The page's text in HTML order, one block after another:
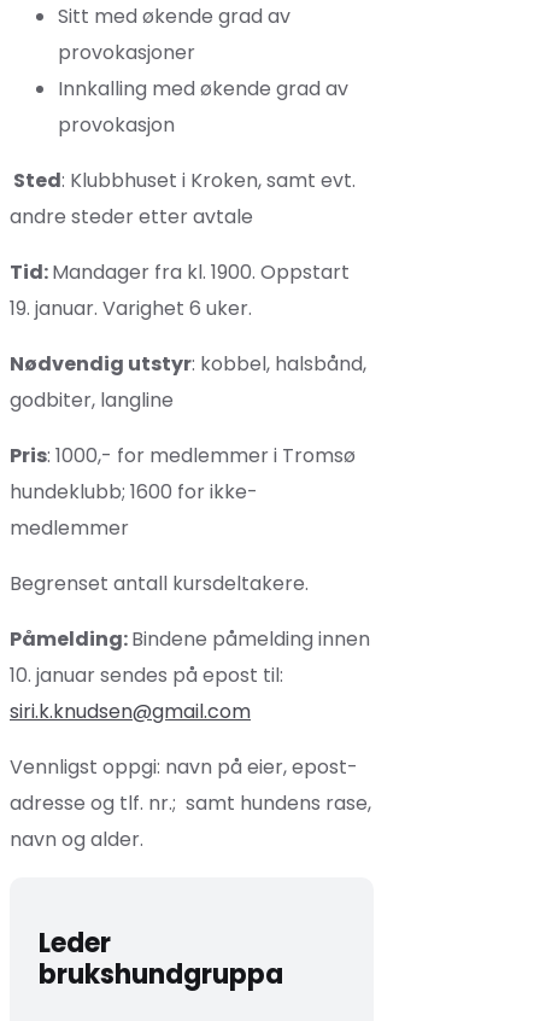
Sitt med økende grad av
provokasjoner
Innkalling med økende grad av
provokasjon
Sted: Klubbhuset i Kroken, samt evt.
andre steder etter avtale
Tid:Mandager fra kl. 1900. Oppstart
19. januar. Varighet 6 uker.
Nødvendig utstyr: kobbel, halsbånd,
godbiter, langline
Pris: 1000,- for medlemmer i Tromsø
hundeklubb; 1600 for ikke-
medlemmer
Begrenset antall kursdeltakere.
Påmelding:Bindene påmelding innen
10. januar sendes på epost til:
siri.k.knudsen@gmail.com
Vennligst oppgi: navn på eier, epost-
adresse og tlf. nr.; samt hundens rase,
navn og alder.
Leder
brukshundgruppa